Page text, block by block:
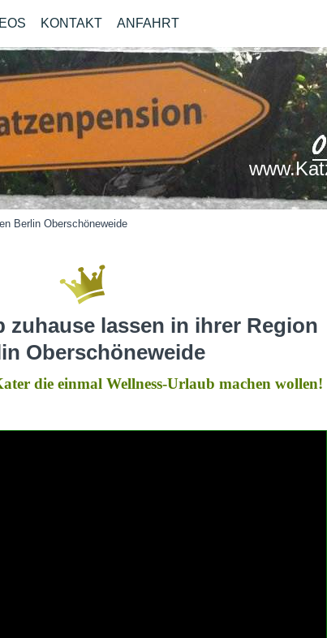
KONTAKT ANFAHRT
Berlin Oberschöneweide
zuhause lassen in ihrer Region
Oberschöneweide
die einmal Wellness-Urlaub machen wollen!